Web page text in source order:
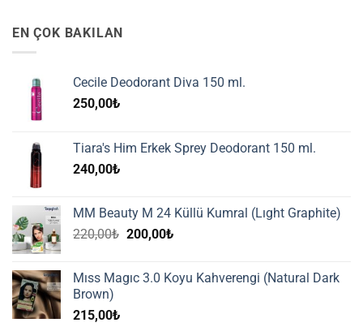
EN ÇOK BAKILAN
Cecile Deodorant Diva 150 ml.
250,00₺
Tiara's Him Erkek Sprey Deodorant 150 ml.
240,00₺
MM Beauty M 24 Küllü Kumral (Lıght Graphite)
220,00₺ Orijinal
200,00₺Şu
200,00₺.
Mıss Magıc 3.0 Koyu Kahverengi (Natural Dark
Brown)
215,00₺